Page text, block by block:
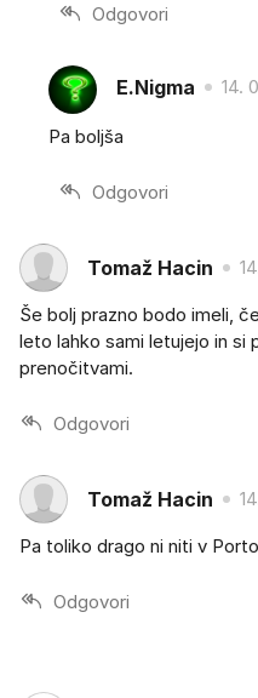
Odgovori
E.Nigma 14.
Pa boljša
Odgovori
Tomaž Hacin
Še bolj prazno bodo imeli,
leto lahko sami letujejo in si
prenočitvami.
Odgovori
Tomaž Hacin
Pa toliko drago ni niti v
Odgovori